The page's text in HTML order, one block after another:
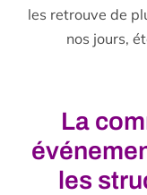
les retrouve de
nos jours,
La
les